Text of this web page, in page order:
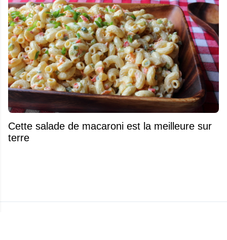
Cette salade de macaroni est la meilleure sur
terre